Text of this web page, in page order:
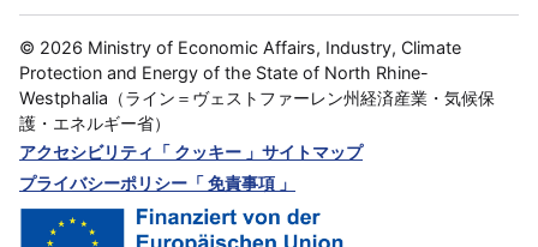
© 2026 Ministry of Economic Affairs, Industry, Climate
Protection and Energy of the State of North Rhine-
Westphalia（ライン＝ヴェストファーレン州経済産業・気候保
護・エネルギー省）
アクセシビリティ 「 クッキー 」 サイトマップ
プライバシーポリシー 「 免責事項 」